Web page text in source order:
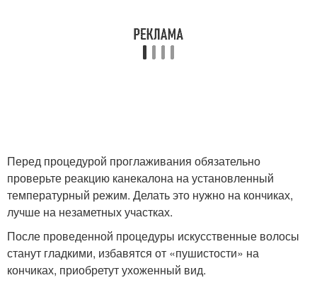
Перед процедурой проглаживания обязательно
проверьте реакцию канекалона на установленный
температурный режим. Делать это нужно на кончиках,
лучше на незаметных участках.
После проведенной процедуры искусственные волосы
станут гладкими, избавятся от «пушистости» на
кончиках, приобретут ухоженный вид.